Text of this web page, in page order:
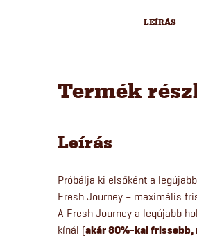
LEÍRÁS
Termék
Leírás
Próbálja ki elsőként a
Fresh Journey – maximális
A Fresh Journey a legújabb
kínál (akár 80%-kal frissebb,